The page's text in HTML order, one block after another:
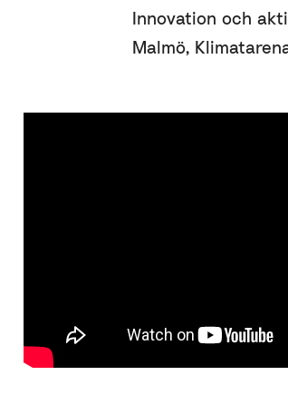
Innovation och
Malmö,